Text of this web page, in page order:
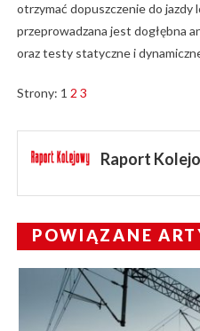
otrzymać dopuszczenie do
przeprowadzana jest dogłębna
oraz testy statyczne i
Strony: 1 2 3
Raport
POWIĄZANE